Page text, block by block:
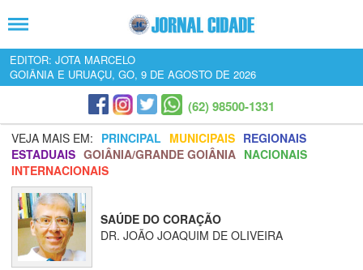
EDITOR: JOTA MARCELO
GOIÂNIA E URUAÇU, GO, 9 DE AGOSTO DE 2026
(62) 98500-1331
VEJA MAIS EM: PRINCIPAL MUNICIPAIS REGIONAIS
ESTADUAIS GOIÂNIA/GRANDE GOIÂNIA NACIONAIS
INTERNACIONAIS
SAÚDE DO CORAÇÃO
DR. JOÃO JOAQUIM DE OLIVEIRA